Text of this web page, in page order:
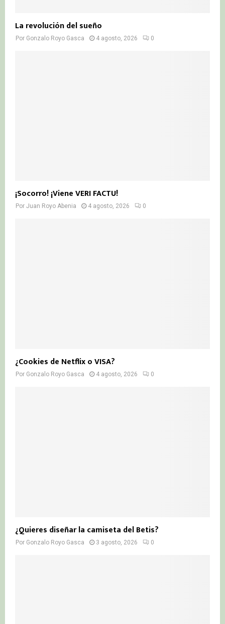
La revolución del sueño
Por Gonzalo Royo Gasca 4 agosto, 2026 0
¡Socorro! ¡Viene VERI FACTU!
Por Juan Royo Abenia 4 agosto, 2026 0
¿Cookies de Netflix o VISA?
Por Gonzalo Royo Gasca 4 agosto, 2026 0
¿Quieres diseñar la camiseta del Betis?
Por Gonzalo Royo Gasca 3 agosto, 2026 0